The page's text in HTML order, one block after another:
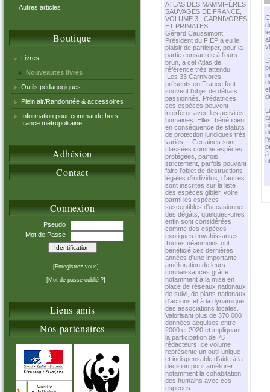
Autres articles
Boutique
Livres
Nouveautes livres
Outils pédagogiques
Plein air/Randonnée & accessoires
Information pour commande hors
france métropolitaine
Adhésion
Contact
Connexion
Pseudo
Mot de Passe
[Enregistrez vous]
[Mot de passe oublié ?]
Liens amis
Nos partenaires
ATLAS DES MAMMIFÈRES
SAUVAGES DE FRANCE,
VOLUME 3 : CARNIVORES
ET PRIMATES
Gérard Caussimont,
Président du FIEP a eu le
plaisir de participer, pour la
partie consacrée à l'ours
brun, a cet Atlas de
référence très attendu.
Les 33 Carnivores
présents en France font
souvent l'objet de débats
passionnés. Prédatrices,
ces espèces peuvent
interférer avec les activités
humaines. Elles bénéficient
en conséquence de statuts
de protection juridiques très
variés. Certaines sont
classées comme espèces
protégées, parfois
strictement, parfois pouvant
faire l'objet de destructions
légales d'individus, d'autres
sont inscrites sur la liste
des espèces gibier, voire
parmi les espèces
susceptibles d'occasionner
des dégâts, quelques-unes
enfin sont considérées
comme des espèces
exotiques envahissantes.
Toutes néanmoins ont
bénéficié ces dernières
années d'une importante
amélioration de leurs
connaissances grâce
notamment à la mise en
place de réseaux nationaux
de suivi, de plans nationaux
d'actions et à la dynamique
des associations locales.
Valorisant plus de 370 000
données acquises entre
2000 et 2020 et impliquant
la participation de 76
rédacteurs, ce volume
représente un outil unique
et indispensable d'aide à la
décision pour améliorer
notamment la cohabitation
des humains avec ces
espèces.